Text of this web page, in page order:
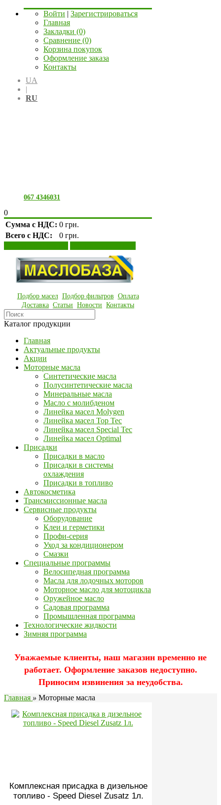
Войти | Зарегистрироваться
Главная
Закладки (0)
Сравнение (0)
Корзина покупок
Оформление заказа
Контакты
UA
|
RU
067 4346031
0
Сумма с НДС: 0 грн.
Всего с НДС:
0 грн.
Подбор масел Подбор фильтров Оплата
Доставка Статьи Новости Контакты
Каталог продукции
Главная
Актуальные продукты
Акции
Моторные масла
Синтетические масла
Полусинтетические масла
Минеральные масла
Масло с молибденом
Линейка масел Molygen
Линейка масел Top Tec
Линейка масел Special Tec
Линейка масел Optimal
Присадки
Присадки в масло
Присадки в системы
охлаждения
Присадки в топливо
Автокосметика
Трансмиссионные масла
Сервисные продукты
Оборудование
Клеи и герметики
Профи-серия
Уход за кондиционером
Смазки
Специальные программы
Велосипедная программа
Масла для лодочных моторов
Моторное масло для мотоцикла
Оружейное масло
Садовая программа
Промышленная программа
Технологические жидкости
Зимняя программа
Уважаемые клиенты, наш магазин временно не
работает. Оформление заказов недоступно.
Приносим извинения за неудобства.
Главная » Моторные масла
Комплексная присадка в дизельное
топливо - Speed Diesel Zusatz 1л.